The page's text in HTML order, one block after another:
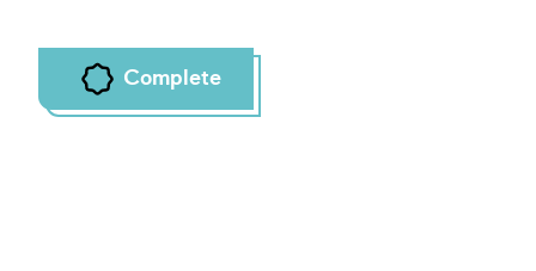
Complete